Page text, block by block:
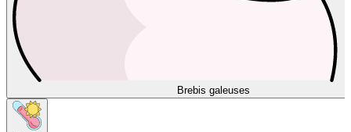
Brebis galeuses